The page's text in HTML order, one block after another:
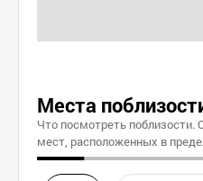
Места
Что посмотреть поблизости.
мест, расположенных в